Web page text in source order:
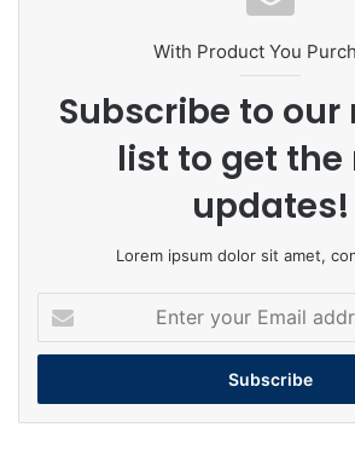
With Product You
Subscribe to
list to get the
updates!
Lorem ipsum dolor sit amet,
your
Email